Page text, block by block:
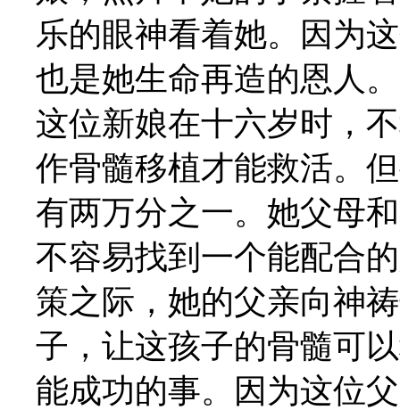
乐的眼神看着她。因为
也是她生命再造的恩人。
这位新娘在十六岁时，
作骨髓移植才能救活。
有两万分之一。她父母
不容易找到一个能配合
策之际，她的父亲向神
子，让这孩子的骨髓可
能成功的事。因为这位